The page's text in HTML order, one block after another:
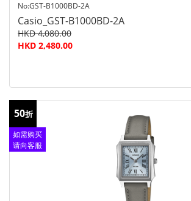
No:GST-B1000BD-2A
Casio_GST-B1000BD-2A
HKD 4,080.00
HKD 2,480.00
50折
如需购买
请向客服